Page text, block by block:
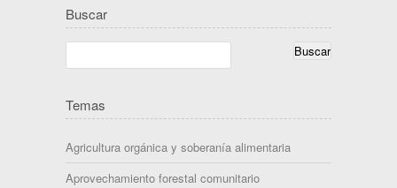
Buscar
Temas
Agricultura orgánica y soberanía alimentaria
Aprovechamiento forestal comunitario